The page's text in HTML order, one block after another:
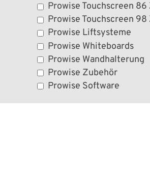
Prowise Touchscreen 86
Prowise Touchscreen 98
Prowise Liftsysteme
Prowise Whiteboards
Prowise Wandhalterung
Prowise Zubehör
Prowise Software